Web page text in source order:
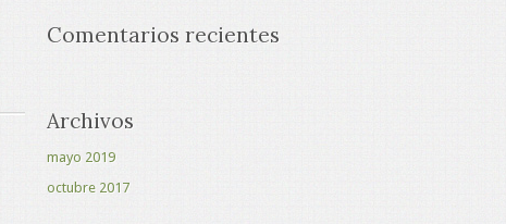
Comentarios recientes
Archivos
mayo 2019
octubre 2017